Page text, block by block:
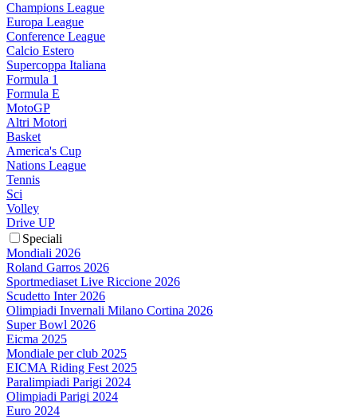
Champions League
Europa League
Conference League
Calcio Estero
Supercoppa Italiana
Formula 1
Formula E
MotoGP
Altri Motori
Basket
America's Cup
Nations League
Tennis
Sci
Volley
Drive UP
Speciali
Mondiali 2026
Roland Garros 2026
Sportmediaset Live Riccione 2026
Scudetto Inter 2026
Olimpiadi Invernali Milano Cortina 2026
Super Bowl 2026
Eicma 2025
Mondiale per club 2025
EICMA Riding Fest 2025
Paralimpiadi Parigi 2024
Olimpiadi Parigi 2024
Euro 2024